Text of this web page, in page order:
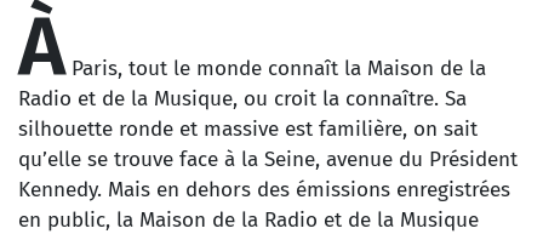
ÀParis, tout le monde connaît la Maison de la
Radio et de la Musique, ou croit la connaître. Sa
silhouette ronde et massive est familière, on sait
qu’elle se trouve face à la Seine, avenue du Président
Kennedy. Mais en dehors des émissions enregistrées
en public, la Maison de la Radio et de la Musique